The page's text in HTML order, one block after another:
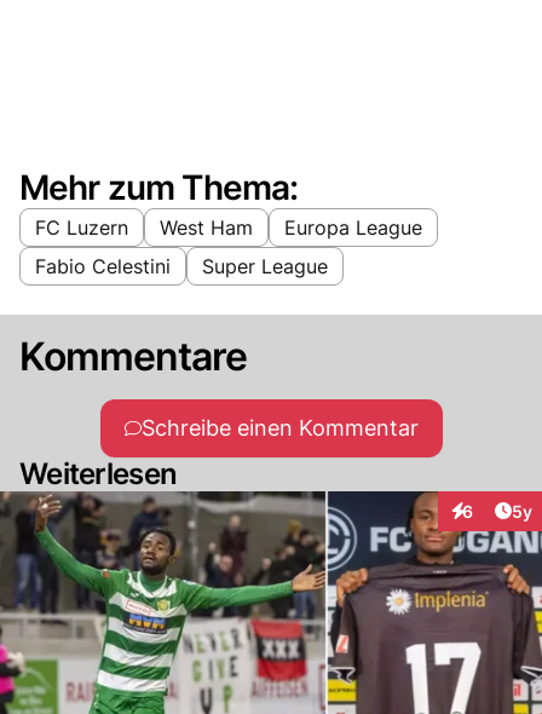
Mehr zum Thema:
FC Luzern West Ham
Europa League
Fabio Celestini
Super League
Kommentare
Schreibe einen Kommentar
Weiterlesen
6 5y